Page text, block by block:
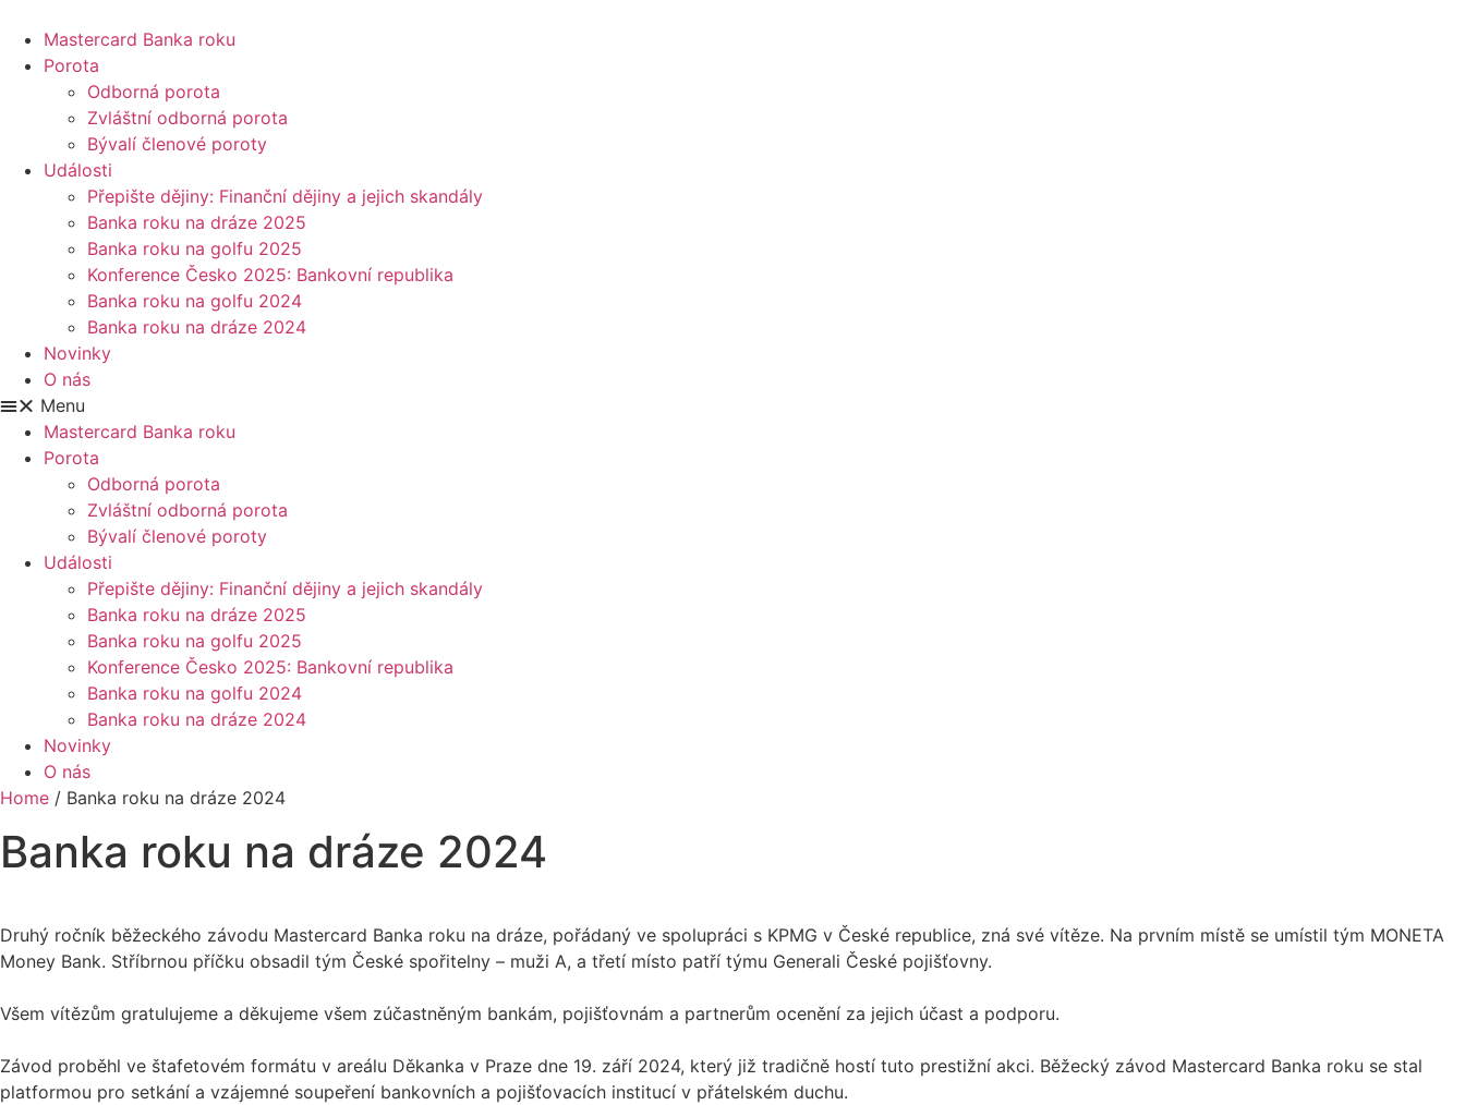
obsahu
Mastercard Banka roku
Porota
Odborná porota
Zvláštní odborná porota
Bývalí členové poroty
Události
Přepište dějiny: Finanční dějiny a jejich skandály
Banka roku na dráze 2025
Banka roku na golfu 2025
Konference Česko 2025: Bankovní republika
Banka roku na golfu 2024
Banka roku na dráze 2024
Novinky
O nás
Menu
Mastercard Banka roku
Porota
Odborná porota
Zvláštní odborná porota
Bývalí členové poroty
Události
Přepište dějiny: Finanční dějiny a jejich skandály
Banka roku na dráze 2025
Banka roku na golfu 2025
Konference Česko 2025: Bankovní republika
Banka roku na golfu 2024
Banka roku na dráze 2024
Novinky
O nás
Home / Banka roku na dráze 2024
Banka roku na dráze 2024
Druhý ročník běžeckého závodu Mastercard Banka roku na dráze, pořádaný ve spolupráci s KPMG v České republice, zná své vítěze. Na prvním místě se umístil tým MONETA
Money Bank. Stříbrnou příčku obsadil tým České spořitelny – muži A, a třetí místo patří týmu Generali České pojišťovny.
Všem vítězům gratulujeme a děkujeme všem zúčastněným bankám, pojišťovnám a partnerům ocenění za jejich účast a podporu.
Závod proběhl ve štafetovém formátu v areálu Děkanka v Praze dne 19. září 2024, který již tradičně hostí tuto prestižní akci. Běžecký závod Mastercard Banka roku se stal
platformou pro setkání a vzájemné soupeření bankovních a pojišťovacích institucí v přátelském duchu.